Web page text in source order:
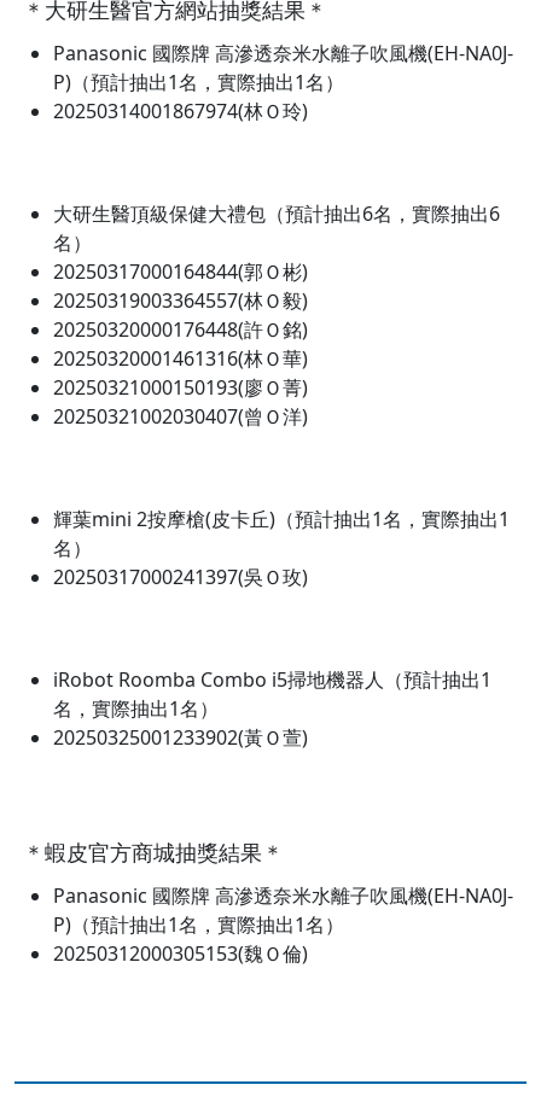
＊大研生醫官方網站抽獎結果＊
Panasonic 國際牌 高滲透奈米水離子吹風機(EH-NA0J-
P)（預計抽出1名，實際抽出1名）
20250314001867974(林Ｏ玲)
大研生醫頂級保健大禮包（預計抽出6名，實際抽出6
名）
20250317000164844(郭Ｏ彬)
20250319003364557(林Ｏ毅)
20250320000176448(許Ｏ銘)
20250320001461316(林Ｏ華)
20250321000150193(廖Ｏ菁)
20250321002030407(曾Ｏ洋)
輝葉mini 2按摩槍(皮卡丘)（預計抽出1名，實際抽出1
名）
20250317000241397(吳Ｏ玫)
iRobot Roomba Combo i5掃地機器人（預計抽出1
名，實際抽出1名）
20250325001233902(黃Ｏ萱)
＊蝦皮官方商城抽獎結果＊
Panasonic 國際牌 高滲透奈米水離子吹風機(EH-NA0J-
P)（預計抽出1名，實際抽出1名）
20250312000305153(魏Ｏ倫)